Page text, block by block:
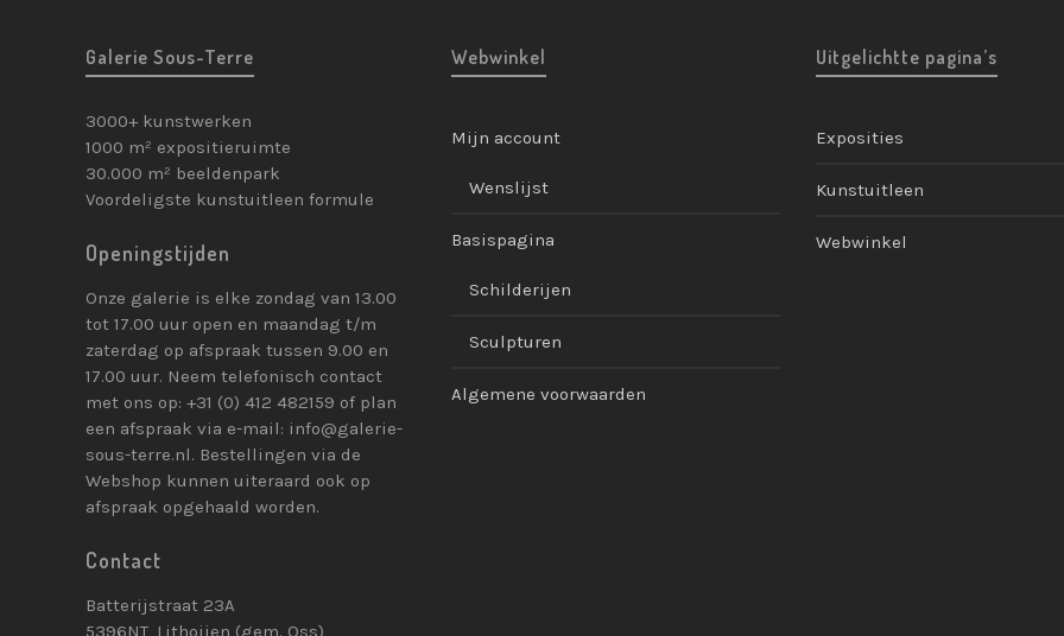
Galerie Sous-Terre
3000+ kunstwerken
1000 m² expositieruimte
30.000 m² beeldenpark
Voordeligste kunstuitleen formule
Openingstijden
Onze galerie is elke zondag van 13.00
tot 17.00 uur open en maandag t/m
zaterdag op afspraak tussen 9.00 en
17.00 uur. Neem telefonisch contact
met ons op: +31 (0) 412 482159 of plan
een afspraak via e-mail: info@galerie-
sous-terre.nl. Bestellingen via de
Webshop kunnen uiteraard ook op
afspraak opgehaald worden.
Contact
Batterijstraat 23A
5396NT, Lithoijen (gem. Oss)
Webwinkel
Mijn account
Wenslijst
Basispagina
Schilderijen
Sculpturen
Algemene voorwaarden
Uitgelichtte pagina’s
Exposities
Kunstuitleen
Webwinkel